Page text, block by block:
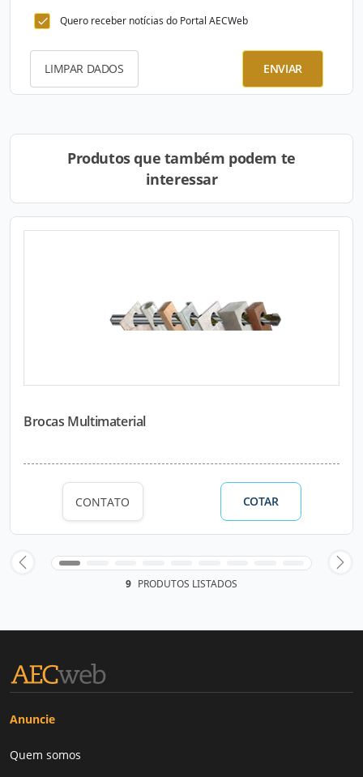
Quero receber notícias do Portal AECWeb
LIMPAR DADOS ENVIAR
Produtos que também podem te
interessar
Brocas Multimaterial
CONTATO COTAR
9 PRODUTOS LISTADOS
Anuncie
Quem somos